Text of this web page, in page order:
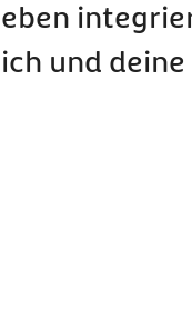
und